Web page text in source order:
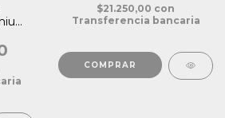
$21.250,00 con
Transferencia bancaria